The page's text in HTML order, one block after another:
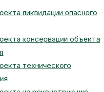
ликвидации опасного
консервации объекта
технического